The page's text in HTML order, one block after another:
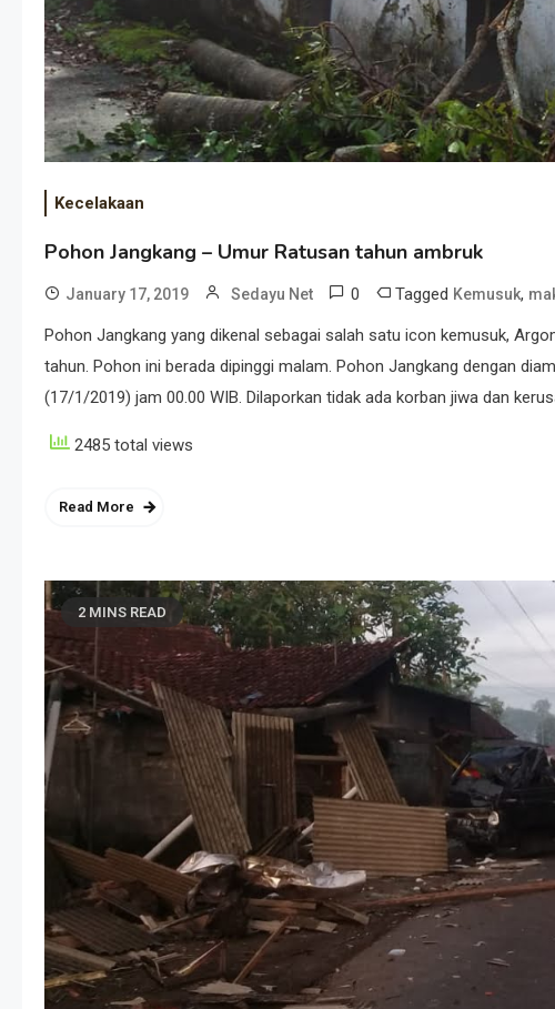
Kecelakaan
Pohon Jangkang – Umur Ratusan tahun ambruk
January 17, 2019 Sedayu Net 0 Tagged Kemusuk,
Pohon Jangkang yang dikenal sebagai salah satu icon kemusuk,
tahun. Pohon ini berada dipinggi malam. Pohon Jangkang dengan
(17/1/2019) jam 00.00 WIB. Dilaporkan tidak ada korban jiwa dan
2485 total views
Read More
2 MINS READ